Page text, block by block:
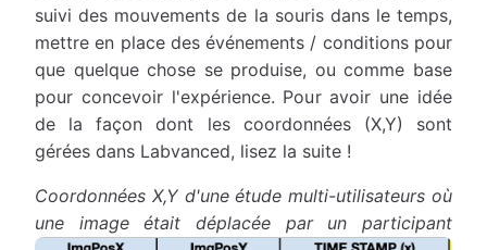
suivi des mouvements de la souris dans le temps,
mettre en place des événements / conditions pour
que quelque chose se produise, ou comme base
pour concevoir l'expérience. Pour avoir une idée
de la façon dont les coordonnées (X,Y) sont
gérées dans Labvanced, lisez la suite !
Coordonnées X,Y d'une étude multi-utilisateurs où
une image était déplacée par un participant